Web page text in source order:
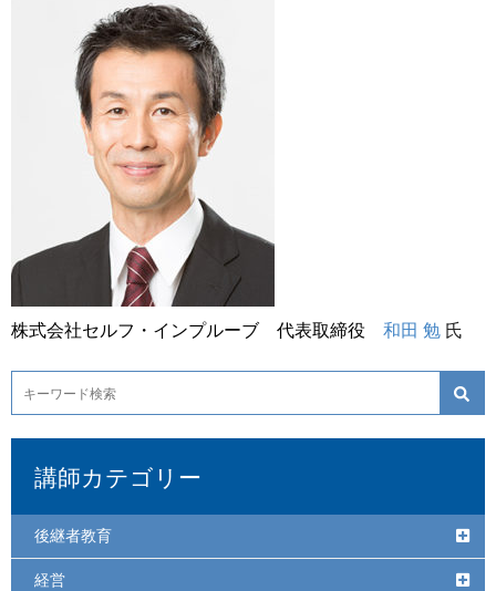
株式会社セルフ・インプルーブ 代表取締役 和田 勉 氏
講師カテゴリー
後継者教育
経営